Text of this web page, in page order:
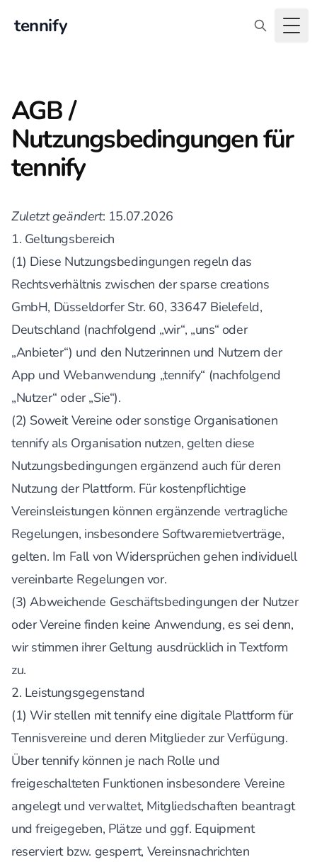
tennify
AGB /
Nutzungsbedingungen für
tennify
Zuletzt geändert: 15.07.2026
1. Geltungsbereich
(1) Diese Nutzungsbedingungen regeln das
Rechtsverhältnis zwischen der sparse creations
GmbH, Düsseldorfer Str. 60, 33647 Bielefeld,
Deutschland (nachfolgend „wir“, „uns“ oder
„Anbieter“) und den Nutzerinnen und Nutzern der
App und Webanwendung „tennify“ (nachfolgend
„Nutzer“ oder „Sie“).
(2) Soweit Vereine oder sonstige Organisationen
tennify als Organisation nutzen, gelten diese
Nutzungsbedingungen ergänzend auch für deren
Nutzung der Plattform. Für kostenpflichtige
Vereinsleistungen können ergänzende vertragliche
Regelungen, insbesondere Softwaremietverträge,
gelten. Im Fall von Widersprüchen gehen individuell
vereinbarte Regelungen vor.
(3) Abweichende Geschäftsbedingungen der Nutzer
oder Vereine finden keine Anwendung, es sei denn,
wir stimmen ihrer Geltung ausdrücklich in Textform
zu.
2. Leistungsgegenstand
(1) Wir stellen mit tennify eine digitale Plattform für
Tennisvereine und deren Mitglieder zur Verfügung.
Über tennify können je nach Rolle und
freigeschalteten Funktionen insbesondere Vereine
angelegt und verwaltet, Mitgliedschaften beantragt
und freigegeben, Plätze und ggf. Equipment
reserviert bzw. gesperrt, Vereinsnachrichten